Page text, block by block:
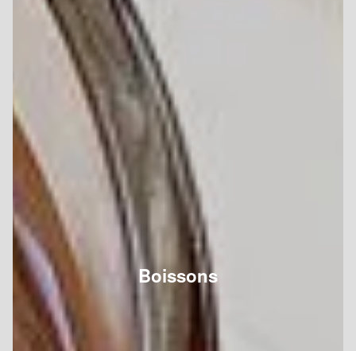
Boissons